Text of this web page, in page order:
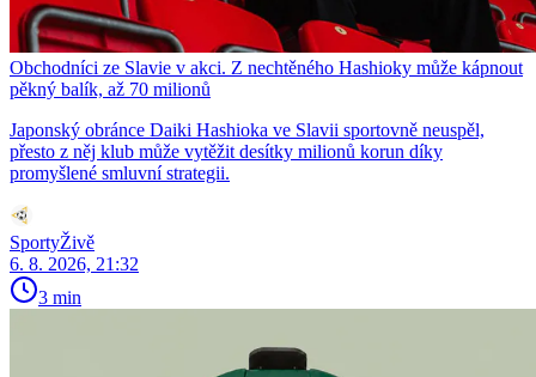
Obchodníci ze Slavie v akci. Z nechtěného Hashioky může kápnout
pěkný balík, až 70 milionů
Japonský obránce Daiki Hashioka ve Slavii sportovně neuspěl,
přesto z něj klub může vytěžit desítky milionů korun díky
promyšlené smluvní strategii.
SportyŽivě
6. 8. 2026, 21:32
3 min